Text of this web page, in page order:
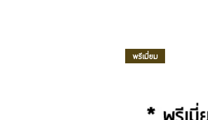
พรีเมี่ยม